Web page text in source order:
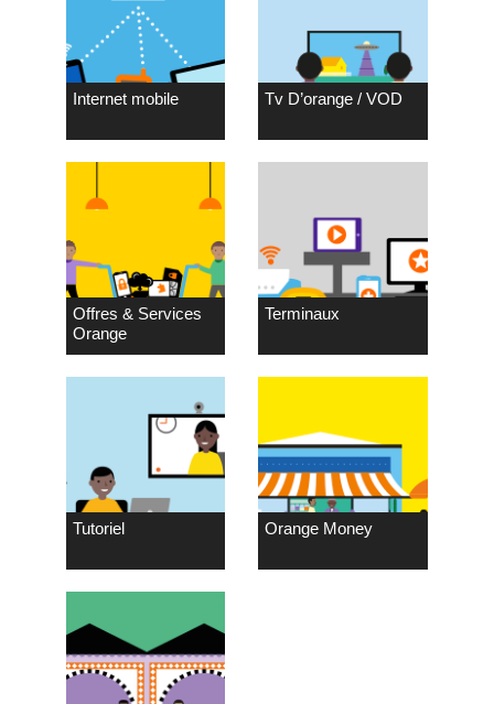
Internet mobile Tv D’orange / VOD
Offres & Services
Orange
Terminaux
Tutoriel Orange Money